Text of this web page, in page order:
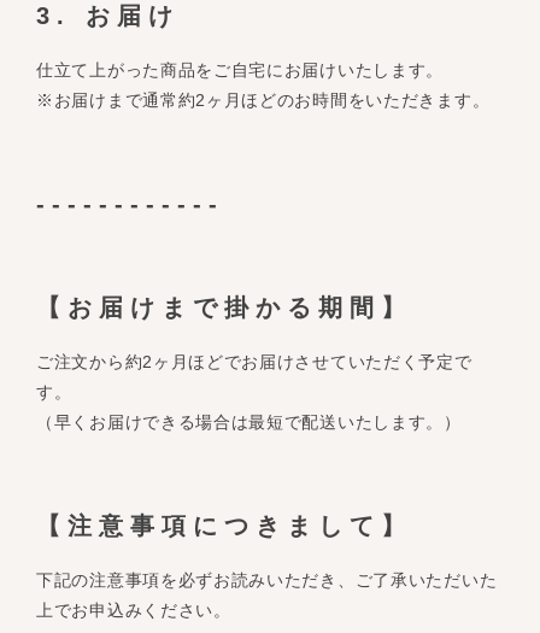
3. お届け
仕立て上がった商品をご自宅にお届けいたします。
※お届けまで通常約2ヶ月ほどのお時間をいただきます。
------------
【お届けまで掛かる期間】
ご注文から約2ヶ月ほどでお届けさせていただく予定で
す。
（早くお届けできる場合は最短で配送いたします。）
【注意事項につきまして】
下記の注意事項を必ずお読みいただき、ご了承いただいた
上でお申込みください。